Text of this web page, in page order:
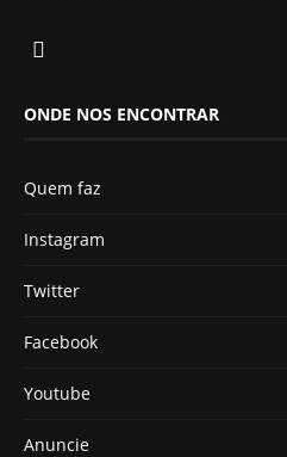
ONDE NOS ENCONTRAR
Quem faz
Instagram
Twitter
Facebook
Youtube
Anuncie